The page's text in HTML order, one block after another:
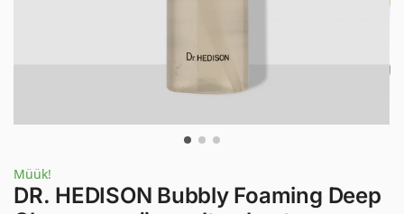
Müük!
DR. HEDISON Bubbly Foaming Deep